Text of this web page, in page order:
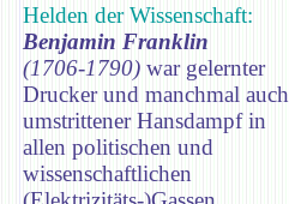
Helden der Wissenschaft:
Benjamin Franklin
(1706-1790) war gelernter
Drucker und manchmal auch
umstrittener Hansdampf in
allen politischen und
wissenschaftlichen